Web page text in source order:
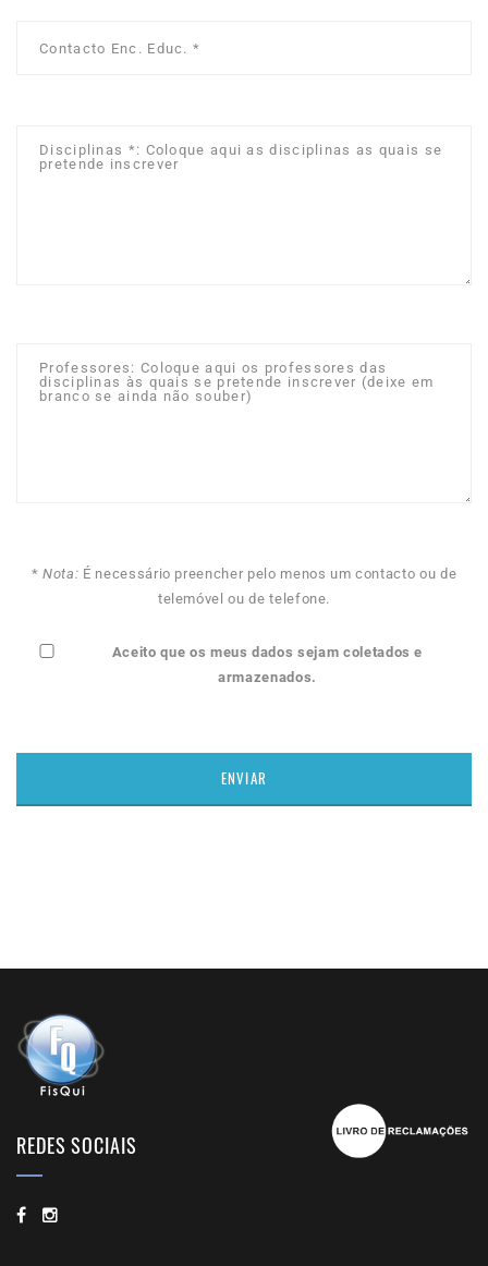
*Nota: É necessário preencher pelo menos um contacto ou de
telemóvel ou de telefone.
Aceito que os meus dados sejam coletados e
armazenados.
REDES SOCIAIS